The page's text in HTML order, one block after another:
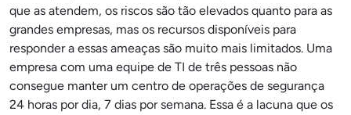
que as atendem, os riscos são tão elevados quanto para as
grandes empresas, mas os recursos disponíveis para
responder a essas ameaças são muito mais limitados. Uma
empresa com uma equipe de TI de três pessoas não
consegue manter um centro de operações de segurança
24 horas por dia, 7 dias por semana. Essa é a lacuna que os